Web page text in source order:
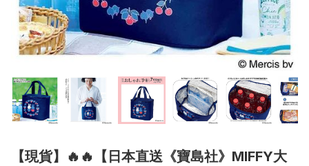
【現貨】🔥🔥【日本直送《寶島社》MIFFY大